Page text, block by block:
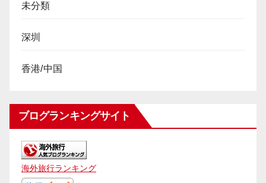
未分類
深圳
香港/中国
ブログランキングサイト
海外旅行ランキング